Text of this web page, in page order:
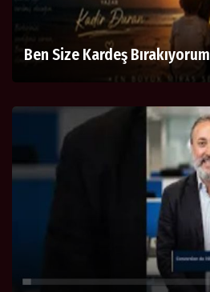
Ben Size Kardeş Bırakıyorum